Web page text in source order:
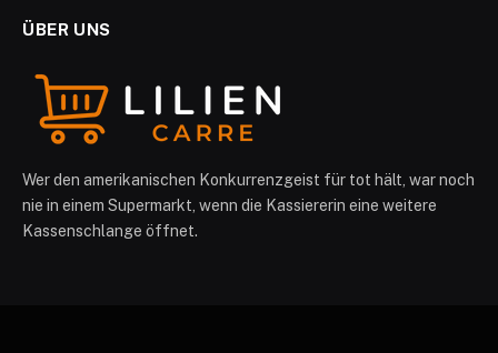
ÜBER UNS
Wer den amerikanischen Konkurrenzgeist für tot hält, war noch
nie in einem Supermarkt, wenn die Kassiererin eine weitere
Kassenschlange öffnet.